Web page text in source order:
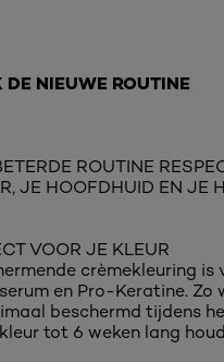
DE NIEUWE ROUTINE
ROUTINE
JE HOOFDHUID EN JE
VOOR JE KLEUR
crèmekleuring is
en Pro-Keratine. Zo
beschermd tijdens
tot 6 weken lang